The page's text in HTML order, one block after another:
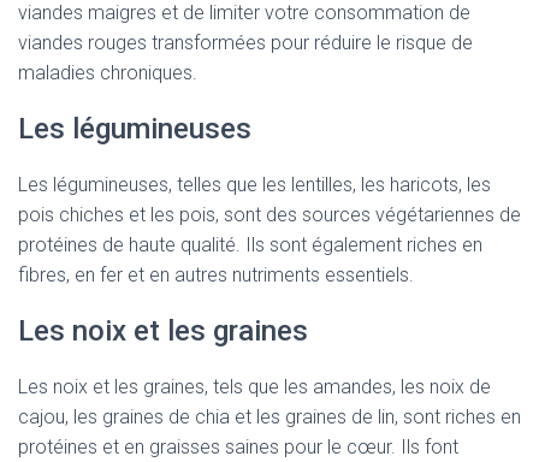
viandes maigres et de limiter votre consommation de
viandes rouges transformées pour réduire le risque de
maladies chroniques.
Les légumineuses
Les légumineuses, telles que les lentilles, les haricots, les
pois chiches et les pois, sont des sources végétariennes de
protéines de haute qualité. Ils sont également riches en
fibres, en fer et en autres nutriments essentiels.
Les noix et les graines
Les noix et les graines, tels que les amandes, les noix de
cajou, les graines de chia et les graines de lin, sont riches en
protéines et en graisses saines pour le cœur. Ils font